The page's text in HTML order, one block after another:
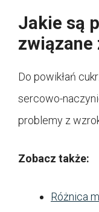
Jakie są
związane
Do powikłań
sercowo-
problemy z
Zobacz także:
Różnica